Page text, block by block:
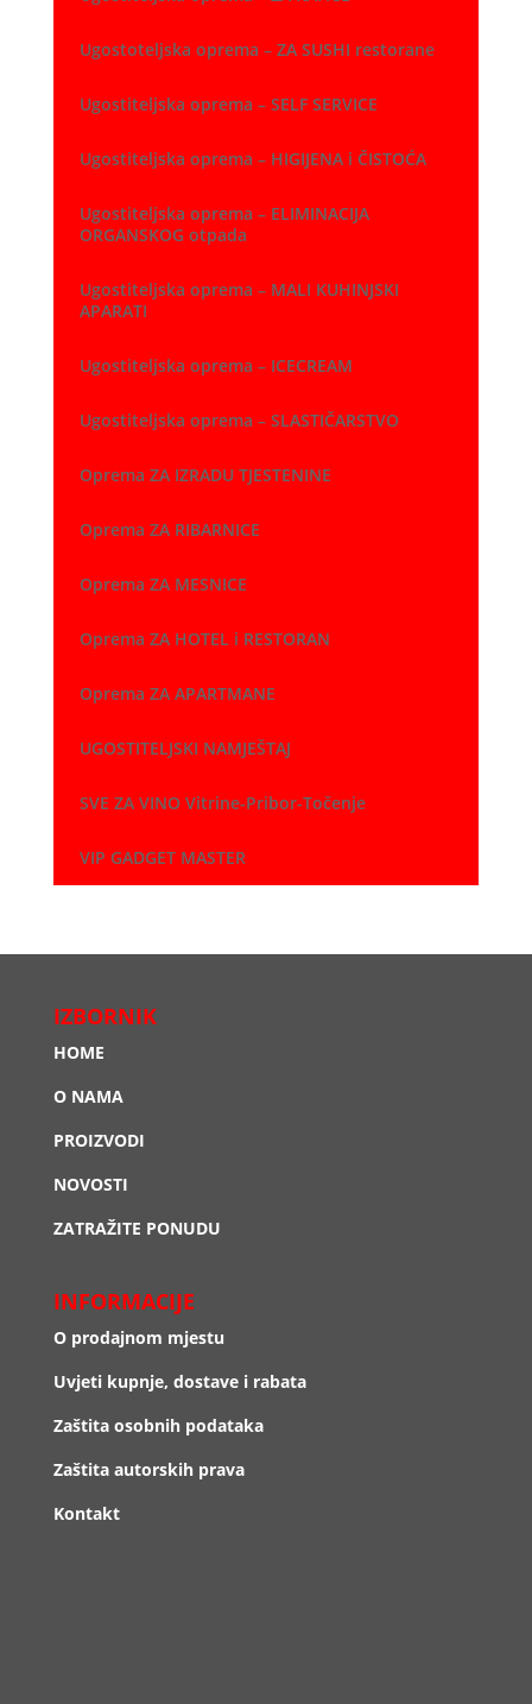
Ugostoteljska oprema – ZA SUSHI restorane
Ugostiteljska oprema – SELF SERVICE
Ugostiteljska oprema – HIGIJENA i ČISTOĆA
Ugostiteljska oprema – ELIMINACIJA
ORGANSKOG otpada
Ugostiteljska oprema – MALI KUHINJSKI
APARATI
Ugostiteljska oprema – ICECREAM
Ugostiteljska oprema – SLASTIČARSTVO
Oprema ZA IZRADU TJESTENINE
Oprema ZA RIBARNICE
Oprema ZA MESNICE
Oprema ZA HOTEL i RESTORAN
Oprema ZA APARTMANE
UGOSTITELJSKI NAMJEŠTAJ
SVE ZA VINO Vitrine-Pribor-Točenje
VIP GADGET MASTER
IZBORNIK
HOME
O NAMA
PROIZVODI
NOVOSTI
ZATRAŽITE PONUDU
INFORMACIJE
O prodajnom mjestu
Uvjeti kupnje, dostave i rabata
Zaštita osobnih podataka
Zaštita autorskih prava
Kontakt